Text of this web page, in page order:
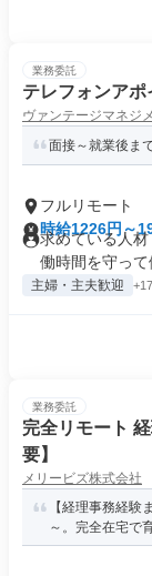
業務委託
テレフォンアポ
ヴァンテージマネジ
面接～就業後ま
フルリモート
時給1226円～
求めている人
働時間を守って
主婦・主夫歓迎
業務委託
完全リモート
要】
メリービズ株式会社
【経理事務経
～。完全在宅で